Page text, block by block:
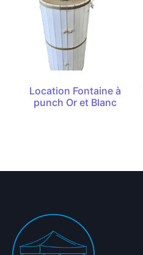
Location Fontaine à
punch Or et Blanc